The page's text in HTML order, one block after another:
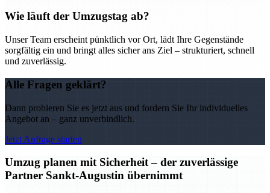
Wie läuft der Umzugstag ab?
Unser Team erscheint pünktlich vor Ort, lädt Ihre Gegenstände
sorgfältig ein und bringt alles sicher ans Ziel – strukturiert, schnell
und zuverlässig.
Alle Fragen geklärt?
Dann probieren Sie es jetzt aus und fordern Sie Ihr individuelles
Angebot an – ganz unverbindlich.
Jetzt Anfrage starten
Umzug planen mit Sicherheit – der zuverlässige
Partner Sankt-Augustin übernimmt